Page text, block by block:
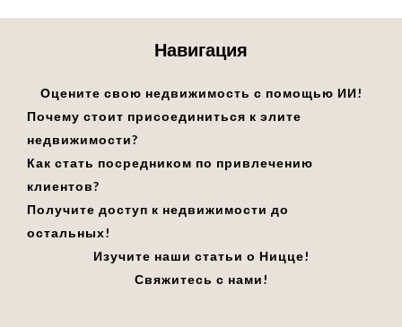
Навигация
Оцените свою недвижимость с помощью ИИ!
Почему стоит присоединиться к элите
недвижимости?
Как стать посредником по привлечению
клиентов?
Получите доступ к недвижимости до
остальных!
Изучите наши статьи о Ницце!
Свяжитесь с нами!